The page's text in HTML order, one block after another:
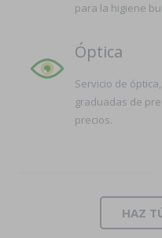
para la higiene
Óptica
Servicio de
graduadas de
precios.
HAZ